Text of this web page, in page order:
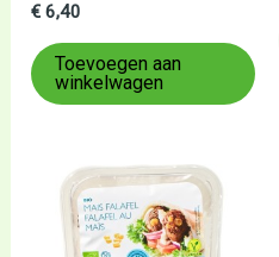
Gewaardeerd
uit
5
€ 6,40
Toevoegen aan
winkelwagen